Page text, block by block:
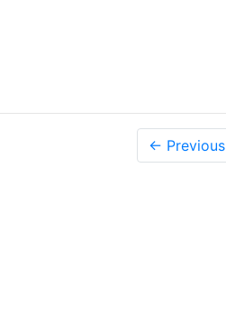
← Previous